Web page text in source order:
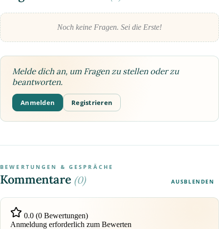
Noch keine Fragen. Sei die Erste!
Melde dich an, um Fragen zu stellen oder zu
beantworten.
Anmelden Registrieren
BEWERTUNGEN & GESPRÄCHE
Kommentare (0) AUSBLENDEN
0.0 (0 Bewertungen)
Anmeldung erforderlich zum Bewerten